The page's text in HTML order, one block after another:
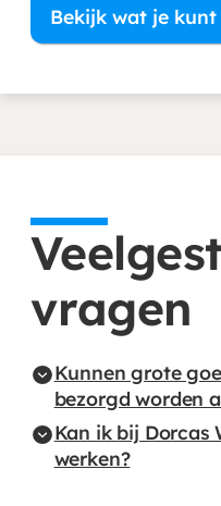
Bekijk wat je
vragen
Kunnen grote
bezorgd worden
Kan ik bij Dorcas
werken?